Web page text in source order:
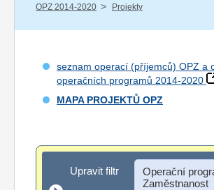
OPZ 2014-2020 / Projekty
seznam operací (příjemců) OPZ a
operačních programů 2014-2020
MAPA PROJEKTŮ OPZ
Upravit filtr
Upravit filtr
Operační
Zaměstnanost